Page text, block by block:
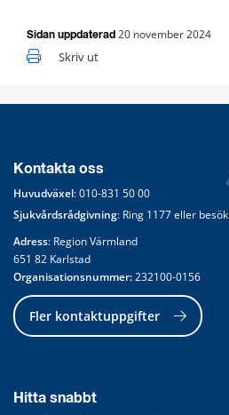
Sidan uppdaterad 20 november 2024
Skriv ut
Kontakta oss
Huvudväxel: 010-831 50 00
Sjukvårdsrådgivning: Ring 1177 eller besök
Adress: Region Värmland
651 82 Karlstad
Organisationsnummer: 232100-0156
Fler kontaktuppgifter
Hitta snabbt